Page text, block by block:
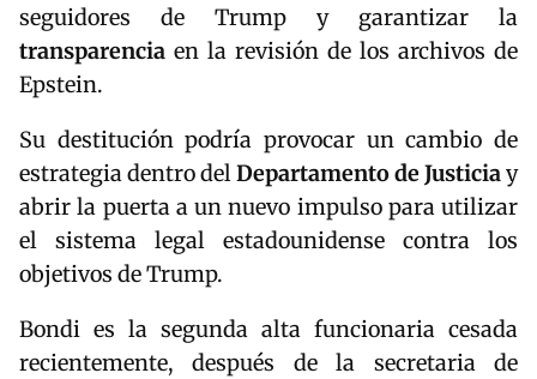
seguidores de Trump y garantizar la
transparencia en la revisión de los archivos de
Epstein.
Su destitución podría provocar un cambio de
estrategia dentro delDepartamento de Justiciay
abrir la puerta a un nuevo impulso para utilizar
el sistema legal estadounidense contra los
objetivos de Trump.
Bondi es la segunda alta funcionaria cesada
recientemente, después de la secretaria de